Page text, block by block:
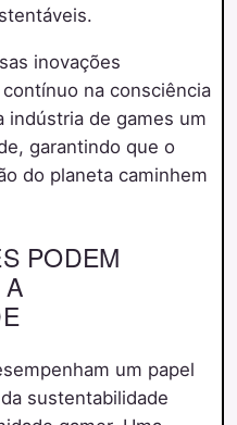
inovações
na consciência
indústria de games um
garantindo que o
do planeta caminhem
PODEM
um papel
sustentabilidade